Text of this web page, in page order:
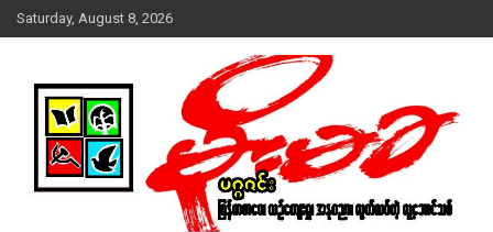
Skip
to
Saturday, August 8, 2026